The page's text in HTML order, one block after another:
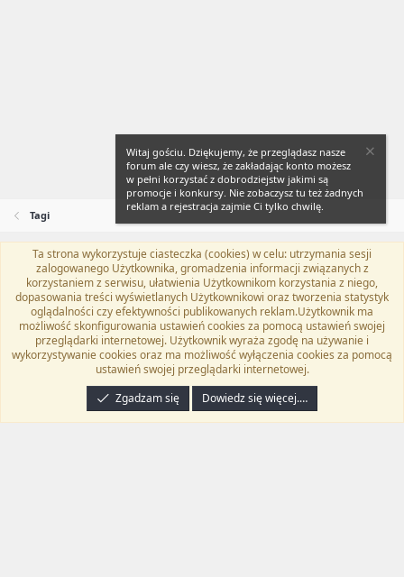
Tagi
Flat Awesome + (Parent DO NOT EDIT)
Polski (PL)
Kontakt
Regulamin Polityka prywatności Pomoc
TwitterKontakt
RSS
Community platform by XenForo® © 2010-2024 XenForo Ltd.
programyzadarmo.net.pl . | Xenforo Add-ons
Email Check by MPM.PM
Witaj gościu. Dziękujemy, że przeglądasz nasze
forum ale czy wiesz, że zakładając konto możesz
w pełni korzystać z dobrodziejstw jakimi są
promocje i konkursy. Nie zobaczysz tu też żadnych
reklam a rejestracja zajmie Ci tylko chwilę.
Ta strona wykorzystuje ciasteczka (cookies) w celu: utrzymania sesji
zalogowanego Użytkownika, gromadzenia informacji związanych z
korzystaniem z serwisu, ułatwienia Użytkownikom korzystania z niego,
dopasowania treści wyświetlanych Użytkownikowi oraz tworzenia statystyk
oglądalności czy efektywności publikowanych reklam.Użytkownik ma
możliwość skonfigurowania ustawień cookies za pomocą ustawień swojej
przeglądarki internetowej. Użytkownik wyraża zgodę na używanie i
wykorzystywanie cookies oraz ma możliwość wyłączenia cookies za pomocą
ustawień swojej przeglądarki internetowej.
Zgadzam się
Dowiedz się więcej.…